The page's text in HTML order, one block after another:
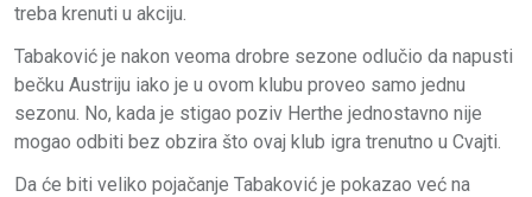
treba krenuti u akciju.
Tabaković je nakon veoma drobre sezone odlučio da napusti
bečku Austriju iako je u ovom klubu proveo samo jednu
sezonu. No, kada je stigao poziv Herthe jednostavno nije
mogao odbiti bez obzira što ovaj klub igra trenutno u Cvajti.
Da će biti veliko pojačanje Tabaković je pokazao već na